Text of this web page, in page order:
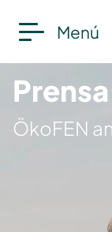
Menú
Prensa
ÖkoFEN